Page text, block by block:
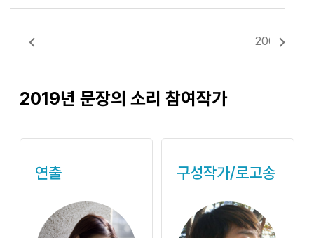
2005년
2019년 문장의 소리 참여작가
연출 구성작가/로고송